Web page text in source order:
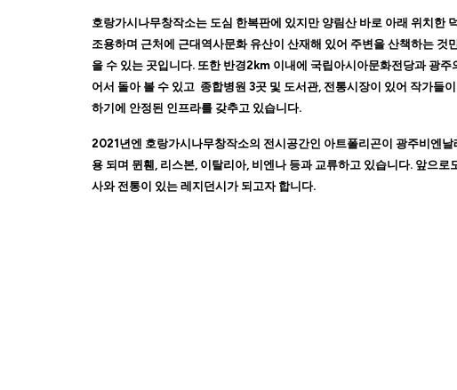
호랑가시나무창작소는 도심 한복판에 있지만 양림산 바로 아래 위치한
조용하며 근처에 근대역사문화 유산이 산재해 있어 주변을 산책하는 것
을 수 있는 곳입니다. 또한 반경2km 이내에 국립아시아문화전당과 광주
어서 돌아 볼 수 있고 종합병원 3곳 및 도서관, 전통시장이 있어 작가들
하기에 안정된 인프라를 갖추고 있습니다.
2021년엔 호랑가시나무창작소의 전시공간인 아트폴리곤이 광주비엔날
용 되며 뮌휀, 리스본, 이탈리아, 비엔나 등과 교류하고 있습니다. 앞으로
사와 전통이 있는 레지던시가 되고자 합니다.